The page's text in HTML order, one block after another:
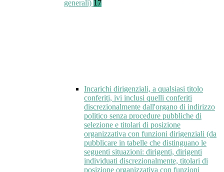
generali) 17
Incarichi dirigenziali, a qualsiasi titolo
conferiti, ivi inclusi quelli conferiti
discrezionalmente dall'organo di indirizzo
politico senza procedure pubbliche di
selezione e titolari di posizione
organizzativa con funzioni dirigenziali (da
pubblicare in tabelle che distinguano le
seguenti situazioni: dirigenti, dirigenti
individuati discrezionalmente, titolari di
posizione organizzativa con funzioni